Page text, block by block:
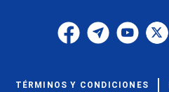
TÉRMINOS Y CONDICIONES